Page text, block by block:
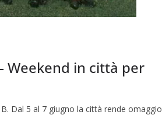
– Weekend in città per
Dal 5 al 7 giugno la città rende omaggio